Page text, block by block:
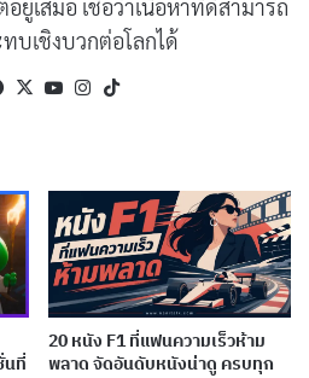
ยู่เสมอ เชื่อว่าเนื้อหาที่ดีสามารถ
บเชิงบวกต่อโลกได้
Facebook
X YouTubeInstagram
นที่
20 หนัง F1 ที่แฟนความเร็วห้าม
พลาด จัดอันดับหนังน่าดู ครบทุก